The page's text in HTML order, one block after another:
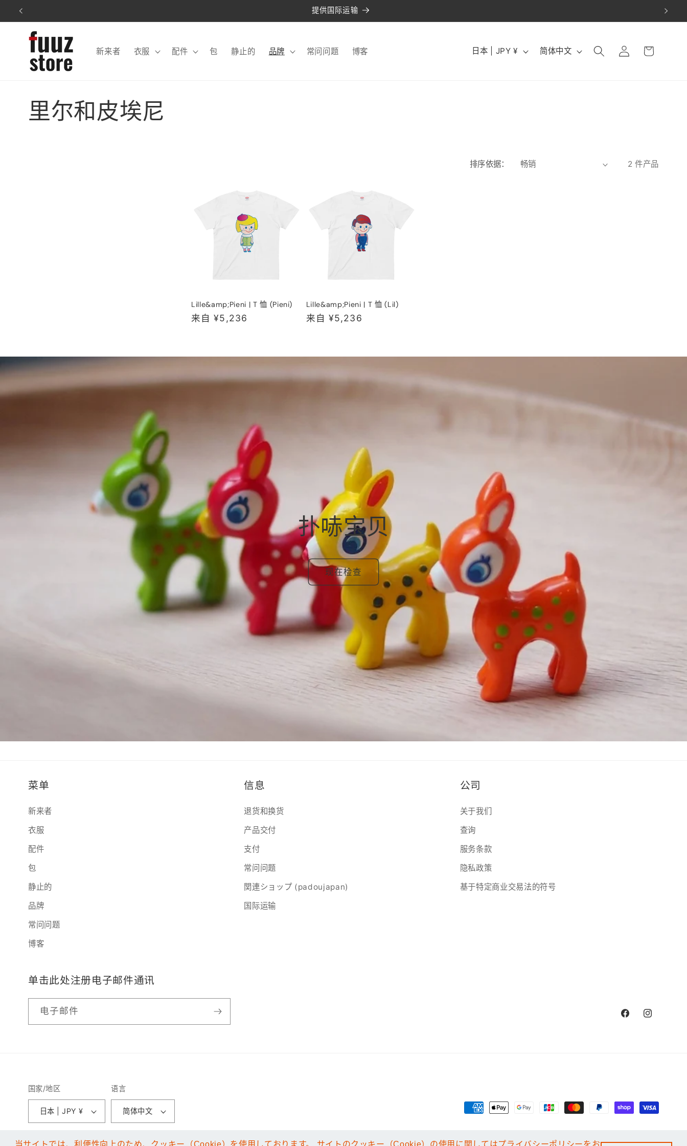
当サイトでは、利便性向上のため、クッキー（Cookie）を使用しております。 サイトのクッキー（Cookie）の使用に関してはプライバシーポリシーをお
当サイトでは、利便性向上のため、クッキー（Cookie）を使用しております。 サイトのクッキー（Cookie）の使用に関してはプライバシーポリシーをお
跳到内
提供国际运输
新来者 衣服 配件 包 静止的 品牌 常问问题 博客
国
日本 | JPY ¥
语
简体中文
登
录
物
收
里尔和皮埃尼
排序依据： 2 件产品
Lille&amp;Pieni | T 恤 (Pieni)
常
格
来自 ¥5,236
Lille&amp;Pieni | T 恤 (Lil)
常
格
来自 ¥5,236
扑哧宝贝
现在检查
菜单
新来者
衣服
配件
包
静止的
品牌
常问问题
博客
信息
退货和换货
产品交付
支付
常问问题
関連ショップ (padoujapan)
国际运输
公司
关于我们
查询
服务条款
隐私政策
基于特定商业交易法的符号
单击此处注册电子邮件通讯
电子邮件
FacebookInstagram
国家/地区
日本 | JPY ¥
语言
简体中文
付
方